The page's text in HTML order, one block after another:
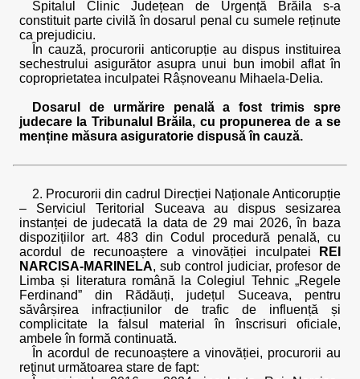
Spitalul Clinic Județean de Urgență Brăila s-a
constituit parte civilă în dosarul penal cu sumele reținute
ca prejudiciu.
În cauză, procurorii anticorupție au dispus instituirea
sechestrului asigurător asupra unui bun imobil aflat în
coproprietatea inculpatei Râșnoveanu Mihaela-Delia.
Dosarul de urmărire penală a fost trimis spre
judecare la Tribunalul Brăila, cu propunerea de a se
menține măsura asiguratorie dispusă în cauză.
2. Procurorii din cadrul Direcției Naționale Anticorupție
– Serviciul Teritorial Suceava au dispus sesizarea
instanței de judecată la data de 29 mai 2026, în baza
dispozițiilor art. 483 din Codul procedură penală, cu
acordul de recunoaștere a vinovăției inculpatei
REI
NARCISA-MARINELA, sub control judiciar, profesor de
Limba și literatura română la Colegiul Tehnic „Regele
Ferdinand” din Rădăuți, județul Suceava, pentru
săvârșirea infracțiunilor de trafic de influență și
complicitate la falsul material în înscrisuri oficiale,
ambele în formă continuată.
În acordul de recunoaștere a vinovăției, procurorii au
reținut următoarea stare de fapt: